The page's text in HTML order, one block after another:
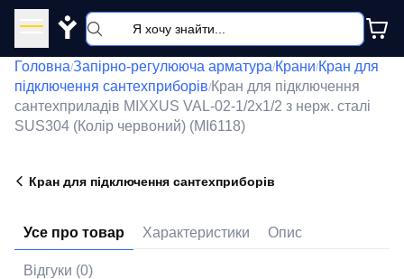
Y
Головна/Запірно-регулююча арматура/Крани/Кран для
підключення сантехприборів/Кран для підключення
сантехприладів MIXXUS VAL-02-1/2x1/2 з нерж. сталі
SUS304 (Колір червоний) (MI6118)
Кран для підключення сантехприборів
Усе про товар Характеристики Опис
Відгуки (0)